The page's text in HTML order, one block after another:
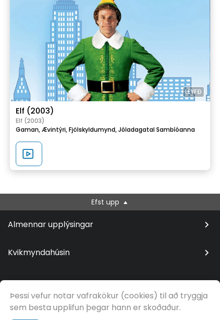
LEYFÐ
Elf (2003)
Elf (2003)
Gaman,Ævintýri,Fjölskyldumynd,Jóladagatal Sambíóanna
Efst upp
Almennar upplýsingar
Kvikmyndahúsin
© Samfilm
Þessi vefur notar vafrakökur (cookies) til að tryggja
sem besta upplifun þegar hann er skoðaður.